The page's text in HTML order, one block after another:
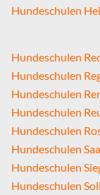
Hundeschulen
Hundeschulen
Hundeschulen
Hundeschulen
Hundeschulen
Hundeschulen
Hundeschulen
Hundeschulen
Hundeschulen